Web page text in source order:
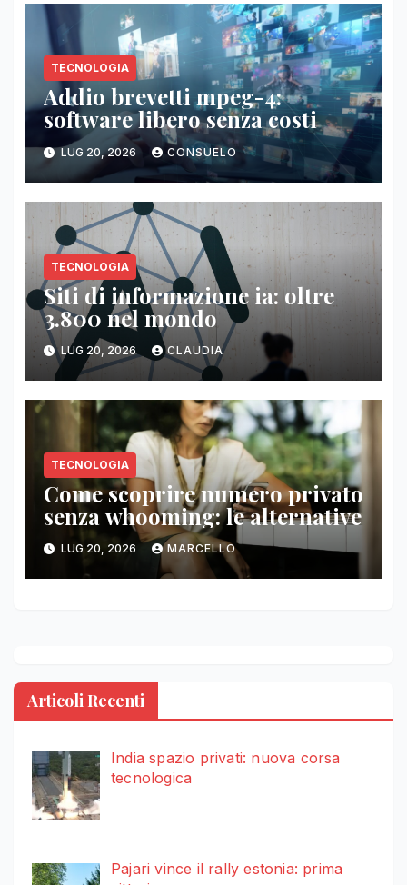
TECNOLOGIA
Addio brevetti mpeg-4:
software libero senza costi
LUG 20, 2026 CONSUELO
TECNOLOGIA
Siti di informazione ia: oltre
3.800 nel mondo
LUG 20, 2026 CLAUDIA
TECNOLOGIA
Come scoprire numero privato
senza whooming: le alternative
LUG 20, 2026 MARCELLO
Articoli Recenti
India spazio privati: nuova corsa
tecnologica
Pajari vince il rally estonia: prima